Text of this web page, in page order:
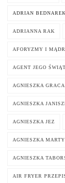
ADRIAN BEDNAREK
ADRIANNA RAK
AFORYZMY I
AGENT JEGO
AGNIESZKA GRACA
AGNIESZKA
AGNIESZKA JEZ
AGNIESZKA
AGNIESZKA
AIR FRYER